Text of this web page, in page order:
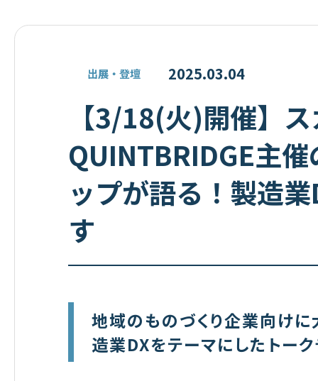
出展・登壇 2025.03.04
【3/18(火)開催】
QUINTBRIDGE主
ップが語る！製造
す
地域のものづくり企業向け
造業DXをテーマにしたトー